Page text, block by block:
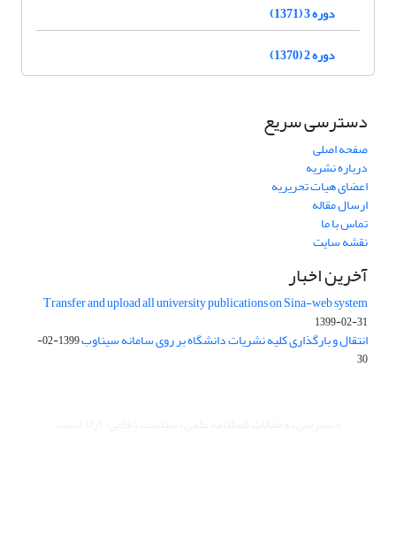
دوره 3 (1371)
دوره 2 (1370)
دسترسی سریع
صفحه اصلی
درباره نشریه
اعضای هیات تحریریه
ارسال مقاله
تماس با ما
نقشه سایت
آخرین اخبار
Transfer and upload all university publications on Sina-web system
1399-02-31
انتقال و بارگذاری کلیه نشریات دانشگاه بر روی سامانه سیناوب
1399-02-
30